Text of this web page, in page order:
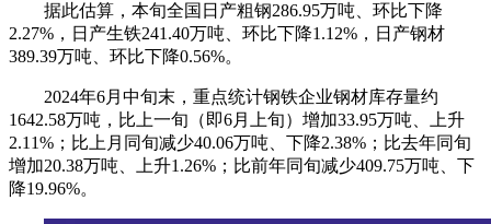
据此估算，本旬全国日产粗钢286.95万吨、环比下降
2.27%，日产生铁241.40万吨、环比下降1.12%，日产钢材
389.39万吨、环比下降0.56%。
2024年6月中旬末，重点统计钢铁企业钢材库存量约
1642.58万吨，比上一旬（即6月上旬）增加33.95万吨、上升
2.11%；比上月同旬减少40.06万吨、下降2.38%；比去年同旬
增加20.38万吨、上升1.26%；比前年同旬减少409.75万吨、下
降19.96%。